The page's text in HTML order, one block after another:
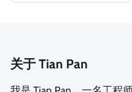
关于 Tian Pan